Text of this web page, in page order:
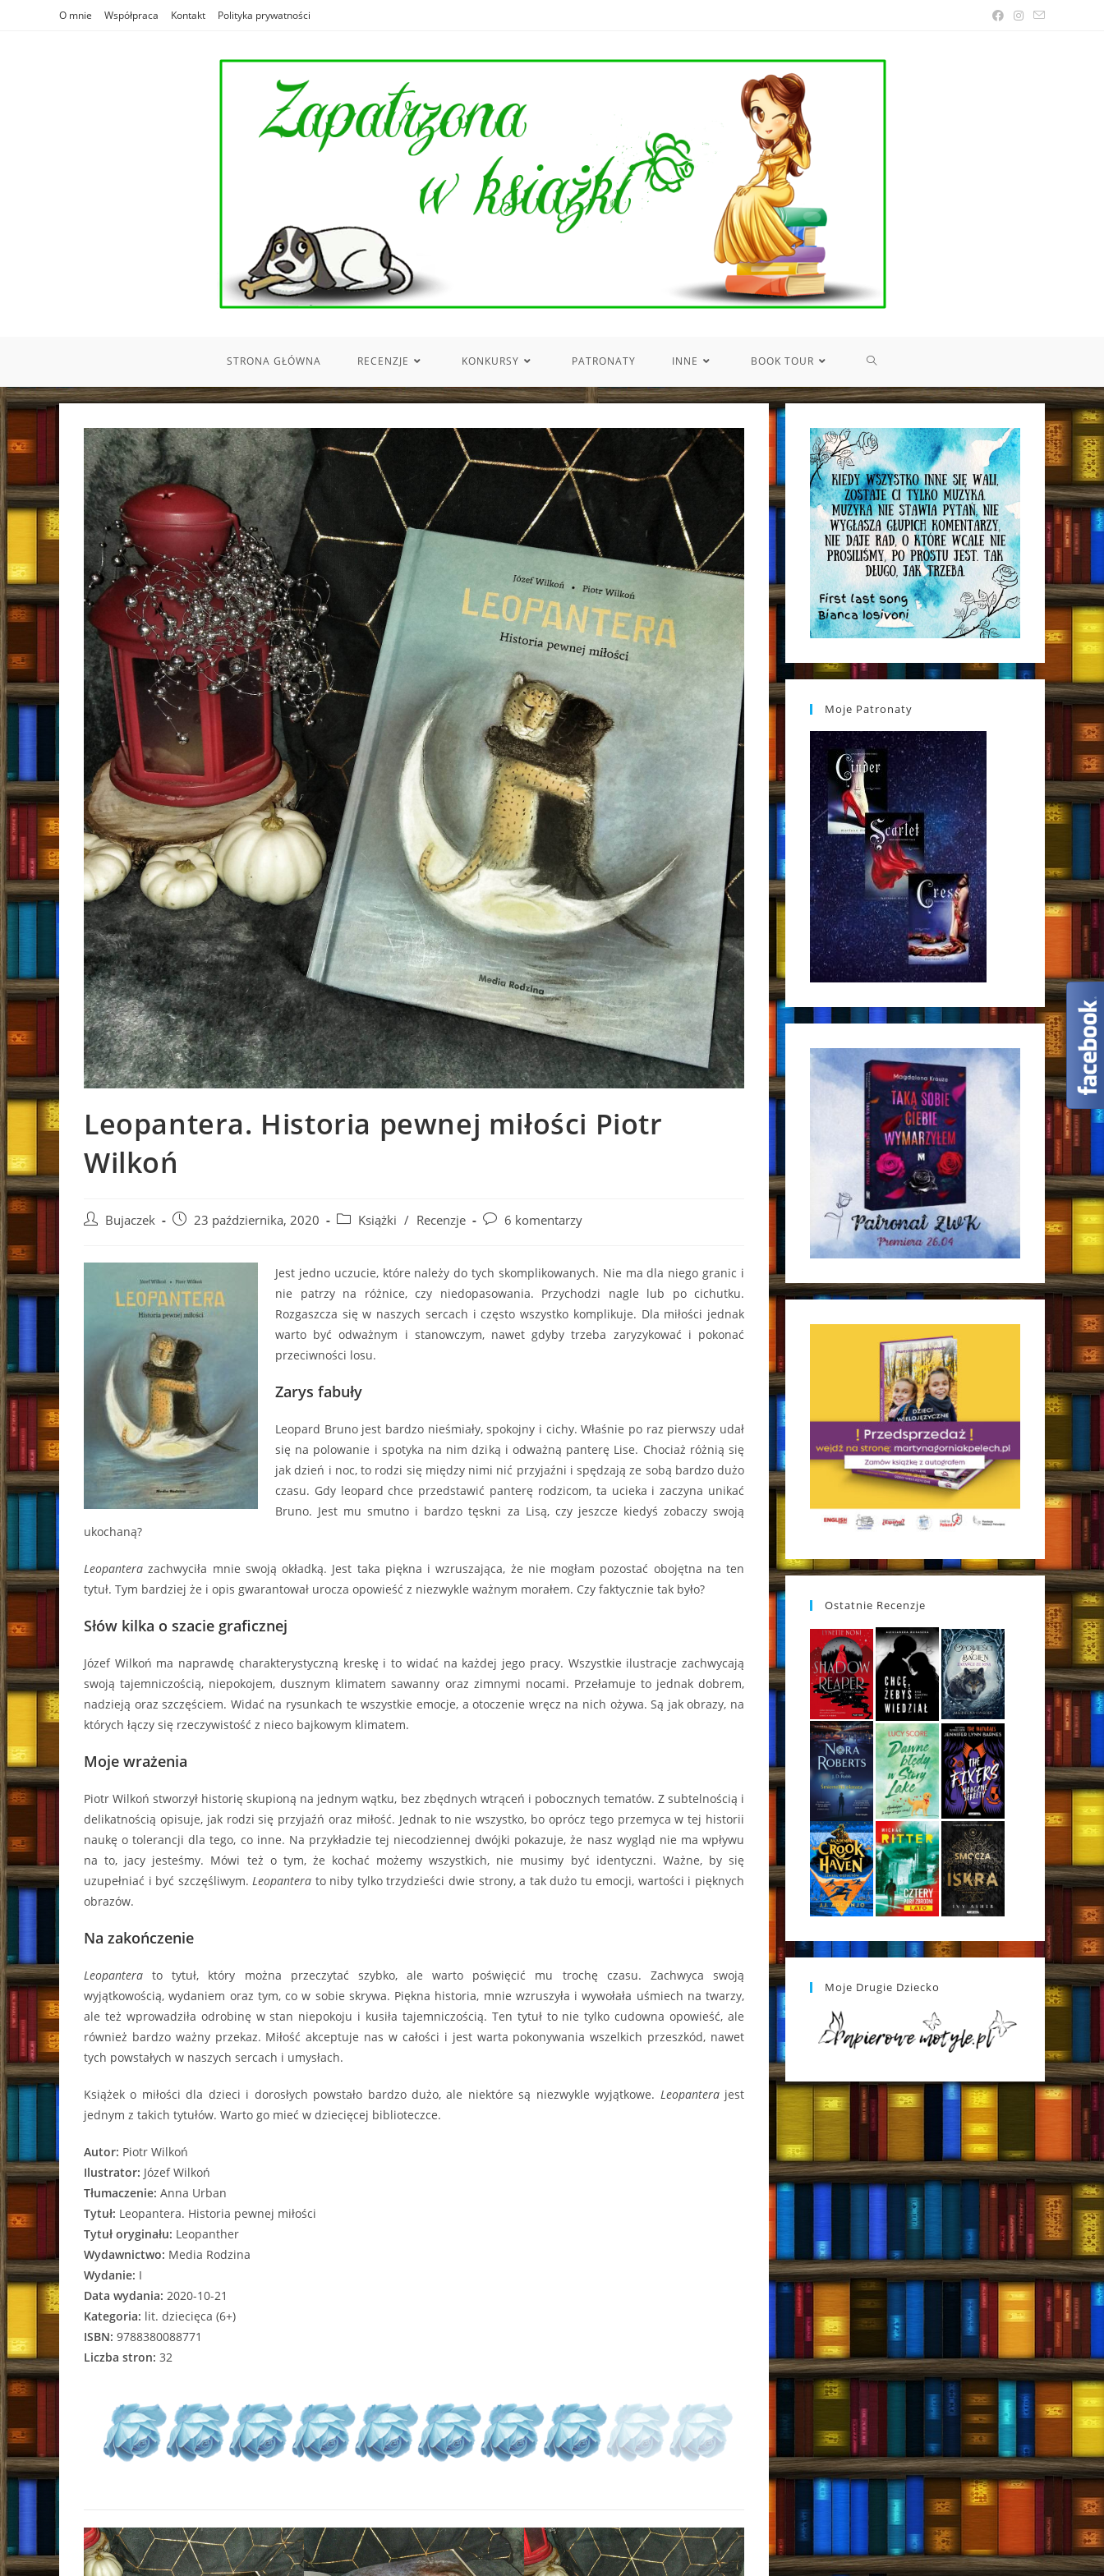
O mnie Współpraca Kontakt Polityka prywatności
STRONA GŁÓWNA RECENZJE KONKURSY PATRONATY INNE BOOK TOUR TOGGLE
SEARCH
Leopantera. Historia pewnej miłości Piotr
Wilkoń
Post Bujaczek
Post 23 października, 2020
Post Książki / Recenzje
Post 6 komentarzy
Jest jedno uczucie, które należy do tych skomplikowanych. Nie ma dla niego granic i
nie patrzy na różnice, czy niedopasowania. Przychodzi nagle lub po cichutku.
Rozgaszcza się w naszych sercach i często wszystko komplikuje. Dla miłości jednak
warto być odważnym i stanowczym, nawet gdyby trzeba zaryzykować i pokonać
przeciwności losu.
Zarys fabuły
Leopard Bruno jest bardzo nieśmiały, spokojny i cichy. Właśnie po raz pierwszy udał
się na polowanie i spotyka na nim dziką i odważną panterę Lise. Chociaż różnią się
jak dzień i noc, to rodzi się między nimi nić przyjaźni i spędzają ze sobą bardzo dużo
czasu. Gdy leopard chce przedstawić panterę rodzicom, ta ucieka i zaczyna unikać
Bruno. Jest mu smutno i bardzo tęskni za Lisą, czy jeszcze kiedyś zobaczy swoją
ukochaną?
Leopantera zachwyciła mnie swoją okładką. Jest taka piękna i wzruszająca, że nie mogłam pozostać obojętna na ten
tytuł. Tym bardziej że i opis gwarantował urocza opowieść z niezwykle ważnym morałem. Czy faktycznie tak było?
Słów kilka o szacie graficznej
Józef Wilkoń ma naprawdę charakterystyczną kreskę i to widać na każdej jego pracy. Wszystkie ilustracje zachwycają
swoją tajemniczością, niepokojem, dusznym klimatem sawanny oraz zimnymi nocami. Przełamuje to jednak dobrem,
nadzieją oraz szczęściem. Widać na rysunkach te wszystkie emocje, a otoczenie wręcz na nich ożywa. Są jak obrazy, na
których łączy się rzeczywistość z nieco bajkowym klimatem.
Moje wrażenia
Piotr Wilkoń stworzył historię skupioną na jednym wątku, bez zbędnych wtrąceń i pobocznych tematów. Z subtelnością i
delikatnością opisuje, jak rodzi się przyjaźń oraz miłość. Jednak to nie wszystko, bo oprócz tego przemyca w tej historii
naukę o tolerancji dla tego, co inne. Na przykładzie tej niecodziennej dwójki pokazuje, że nasz wygląd nie ma wpływu
na to, jacy jesteśmy. Mówi też o tym, że kochać możemy wszystkich, nie musimy być identyczni. Ważne, by się
uzupełniać i być szczęśliwym.Leopantera to niby tylko trzydzieści dwie strony, a tak dużo tu emocji, wartości i pięknych
obrazów.
Na zakończenie
Leopantera to tytuł, który można przeczytać szybko, ale warto poświęcić mu trochę czasu. Zachwyca swoją
wyjątkowością, wydaniem oraz tym, co w sobie skrywa. Piękna historia, mnie wzruszyła i wywołała uśmiech na twarzy,
ale też wprowadziła odrobinę w stan niepokoju i kusiła tajemniczością. Ten tytuł to nie tylko cudowna opowieść, ale
również bardzo ważny przekaz. Miłość akceptuje nas w całości i jest warta pokonywania wszelkich przeszkód, nawet
tych powstałych w naszych sercach i umysłach.
Książek o miłości dla dzieci i dorosłych powstało bardzo dużo, ale niektóre są niezwykle wyjątkowe. Leopanterajest
jednym z takich tytułów. Warto go mieć w dziecięcej biblioteczce.
Autor: Piotr Wilkoń
Ilustrator: Józef Wilkoń
Tłumaczenie: Anna Urban
Tytuł: Leopantera. Historia pewnej miłości
Tytuł oryginału: Leopanther
Wydawnictwo: Media Rodzina
Wydanie: I
Data wydania: 2020-10-21
Kategoria: lit. dziecięca (6+)
ISBN: 9788380088771
Liczba stron: 32
Moje Patronaty
Ostatnie Recenzje
Moje Drugie Dziecko